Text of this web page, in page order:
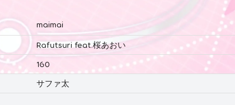
maimai
Rafutsuri feat.桜あおい
160
サファ太